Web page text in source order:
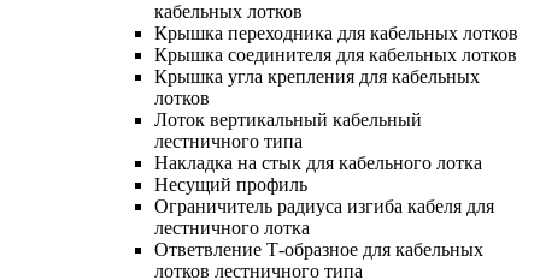
кабельных лотков
Крышка переходника для кабельных лотков
Крышка соединителя для кабельных лотков
Крышка угла крепления для кабельных
лотков
Лоток вертикальный кабельный
лестничного типа
Накладка на стык для кабельного лотка
Несущий профиль
Ограничитель радиуса изгиба кабеля для
лестничного лотка
Ответвление Т-образное для кабельных
лотков лестничного типа